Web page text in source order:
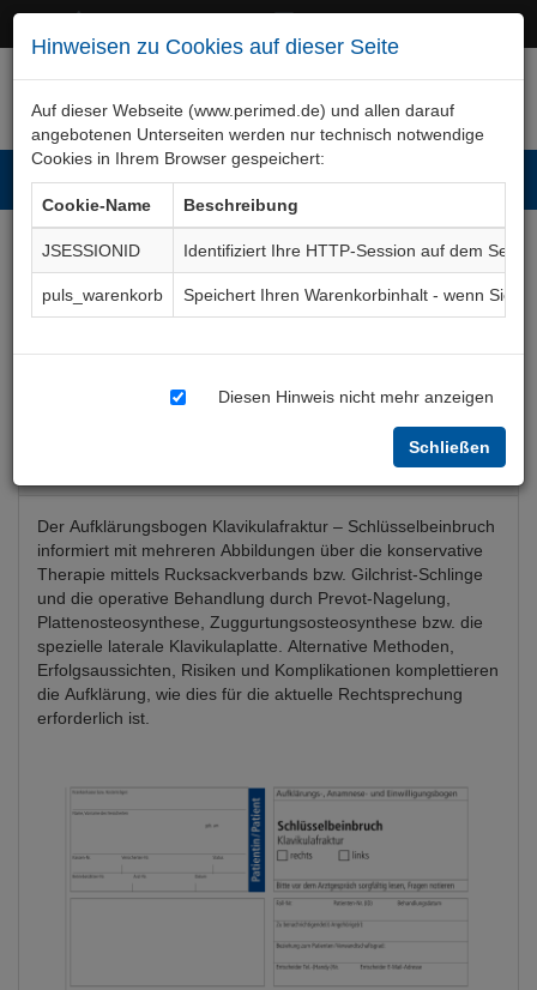
Hinweisen zu Cookies auf dieser Seite
Auf dieser Webseite (www.perimed.de) und allen darauf
angebotenen Unterseiten werden nur technisch notwendige
Cookies in Ihrem Browser gespeichert:
Cookie-Name
Beschreibung
JSESSIONID
Identifiziert Ihre HTTP-Session auf dem Server
puls_warenkorb
Speichert Ihren Warenkorbinhalt - wenn Sie
Diesen Hinweis nicht mehr anzeigen
Schließen
Schlüsselbeinbruch
(Klavikulafraktur)
Aufklärungsbogen
Der Aufklärungsbogen Klavikulafraktur – Schlüsselbeinbruch
informiert mit mehreren Abbildungen über die konservative
Therapie mittels Rucksackverbands bzw. Gilchrist-Schlinge
und die operative Behandlung durch Prevot-Nagelung,
Plattenosteosynthese, Zuggurtungsosteosynthese bzw. die
spezielle laterale Klavikulaplatte. Alternative Methoden,
Erfolgsaussichten, Risiken und Komplikationen komplettieren
die Aufklärung, wie dies für die aktuelle Rechtsprechung
erforderlich ist.